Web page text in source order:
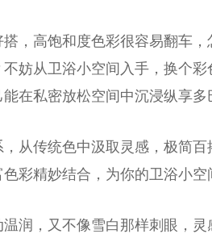
，高饱和度色彩很容易翻车，
妨从卫浴小空间入手，换个
在私密放松空间中沉浸纵享多
从传统色中汲取灵感，极简
色彩精妙结合，为你的卫浴小空
温润，又不像雪白那样刺眼，